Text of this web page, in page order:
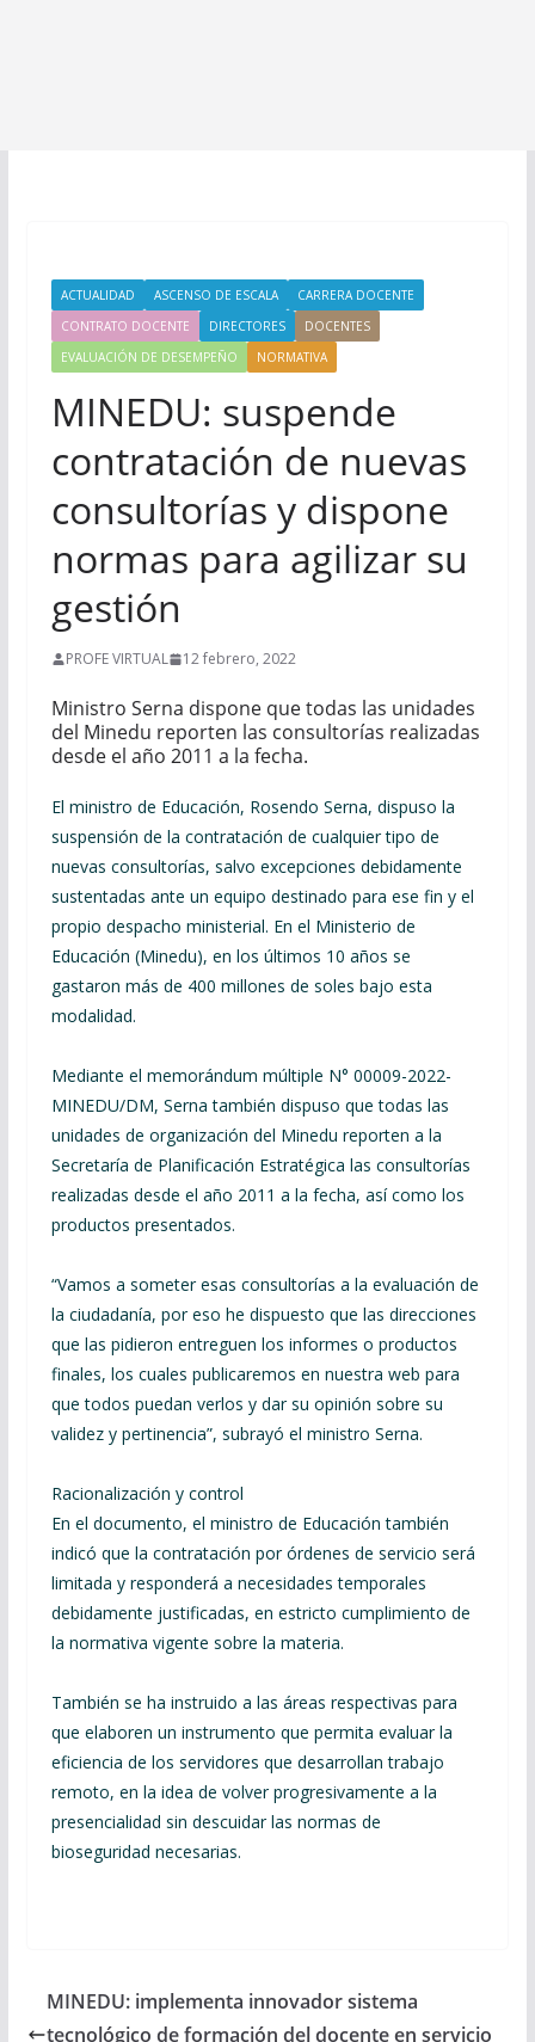
ACTUALIDAD ASCENSO DE ESCALA
CARRERA DOCENTE
CONTRATO DOCENTE
DIRECTORES
DOCENTES
EVALUACIÓN DE DESEMPEÑO
NORMATIVA
MINEDU: suspende
contratación de nuevas
consultorías y dispone
normas para agilizar su
gestión
PROFE VIRTUAL 12 febrero, 2022
Ministro Serna dispone que todas las unidades
del Minedu reporten las consultorías realizadas
desde el año 2011 a la fecha.
El ministro de Educación, Rosendo Serna, dispuso la
suspensión de la contratación de cualquier tipo de
nuevas consultorías, salvo excepciones debidamente
sustentadas ante un equipo destinado para ese fin y el
propio despacho ministerial. En el Ministerio de
Educación (Minedu), en los últimos 10 años se
gastaron más de 400 millones de soles bajo esta
modalidad.
Mediante el memorándum múltiple N° 00009-2022-
MINEDU/DM, Serna también dispuso que todas las
unidades de organización del Minedu reporten a la
Secretaría de Planificación Estratégica las consultorías
realizadas desde el año 2011 a la fecha, así como los
productos presentados.
“Vamos a someter esas consultorías a la evaluación de
la ciudadanía, por eso he dispuesto que las direcciones
que las pidieron entreguen los informes o productos
finales, los cuales publicaremos en nuestra web para
que todos puedan verlos y dar su opinión sobre su
validez y pertinencia”, subrayó el ministro Serna.
Racionalización y control
En el documento, el ministro de Educación también
indicó que la contratación por órdenes de servicio será
limitada y responderá a necesidades temporales
debidamente justificadas, en estricto cumplimiento de
la normativa vigente sobre la materia.
También se ha instruido a las áreas respectivas para
que elaboren un instrumento que permita evaluar la
eficiencia de los servidores que desarrollan trabajo
remoto, en la idea de volver progresivamente a la
presencialidad sin descuidar las normas de
bioseguridad necesarias.
MINEDU: implementa innovador sistema
tecnológico de formación del docente en servicio